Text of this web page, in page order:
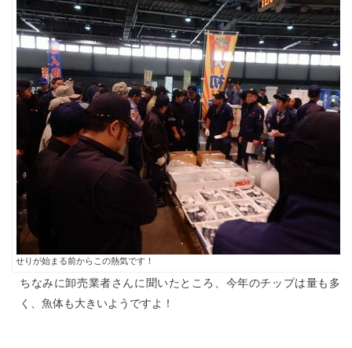
せりが始まる前からこの熱気です！
ちなみに卸売業者さんに聞いたところ、今年のチップは量も多
く、魚体も大きいようですよ！